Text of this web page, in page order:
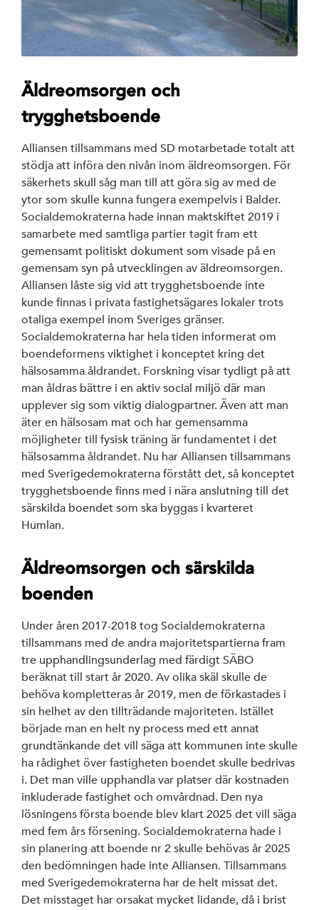
Äldreomsorgen och
trygghetsboende
Alliansen tillsammans med SD motarbetade totalt att
stödja att införa den nivån inom äldreomsorgen. För
säkerhets skull såg man till att göra sig av med de
ytor som skulle kunna fungera exempelvis i Balder.
Socialdemokraterna hade innan maktskiftet 2019 i
samarbete med samtliga partier tagit fram ett
gemensamt politiskt dokument som visade på en
gemensam syn på utvecklingen av äldreomsorgen.
Alliansen låste sig vid att trygghetsboende inte
kunde finnas i privata fastighetsägares lokaler trots
otaliga exempel inom Sveriges gränser.
Socialdemokraterna har hela tiden informerat om
boendeformens viktighet i konceptet kring det
hälsosamma åldrandet. Forskning visar tydligt på att
man åldras bättre i en aktiv social miljö där man
upplever sig som viktig dialogpartner. Även att man
äter en hälsosam mat och har gemensamma
möjligheter till fysisk träning är fundamentet i det
hälsosamma åldrandet. Nu har Alliansen tillsammans
med Sverigedemokraterna förstått det, så konceptet
trygghetsboende finns med i nära anslutning till det
särskilda boendet som ska byggas i kvarteret
Humlan.
Äldreomsorgen och särskilda
boenden
Under åren 2017-2018 tog Socialdemokraterna
tillsammans med de andra majoritetspartierna fram
tre upphandlingsunderlag med färdigt SÄBO
beräknat till start år 2020. Av olika skäl skulle de
behöva kompletteras år 2019, men de förkastades i
sin helhet av den tillträdande majoriteten. Istället
började man en helt ny process med ett annat
grundtänkande det vill säga att kommunen inte skulle
ha rådighet över fastigheten boendet skulle bedrivas
i. Det man ville upphandla var platser där kostnaden
inkluderade fastighet och omvårdnad. Den nya
lösningens första boende blev klart 2025 det vill säga
med fem års försening. Socialdemokraterna hade i
sin planering att boende nr 2 skulle behövas år 2025
den bedömningen hade inte Alliansen. Tillsammans
med Sverigedemokraterna har de helt missat det.
Det misstaget har orsakat mycket lidande, då i brist